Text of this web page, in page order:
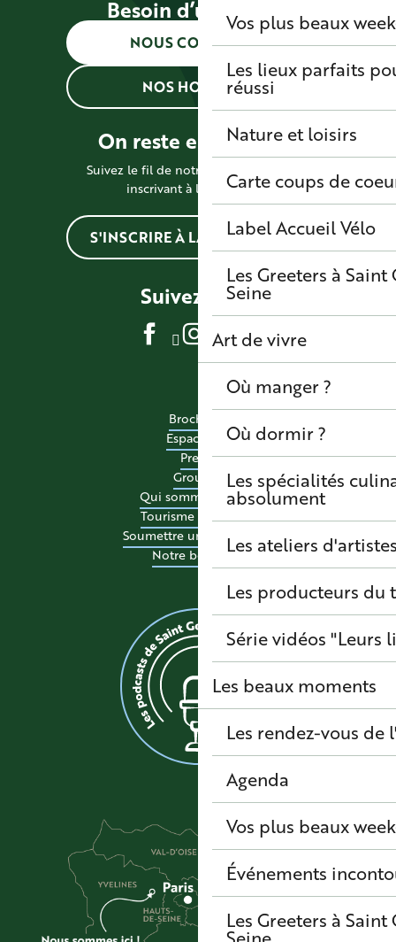
Vos plus beaux
Les lieux parfaits
réussi
Nature et loisirs
Carte coups de
Label Accueil Vélo
Les Greeters à
Seine
Art de vivre
Où manger ?
Où dormir ?
Les spécialités
absolument
Les ateliers
Les producteurs du
Série vidéos "Leurs
Les beaux moments
Les rendez-vous de
Agenda
Vos plus beaux
Événements
Les Greeters à
Besoin d’une info ?
NOUS CONTACTER
NOS HORAIRES
On reste en contact !
Suivez le fil de notre actualité en vous
inscrivant à la newsletter
S'INSCRIRE À LA NEWSLETTER
Suivez-nous
Brochures
Espace pro
Presse
Groupes
Qui sommes-nous ?
Tourisme accessible
Soumettre un événement
Notre boutique